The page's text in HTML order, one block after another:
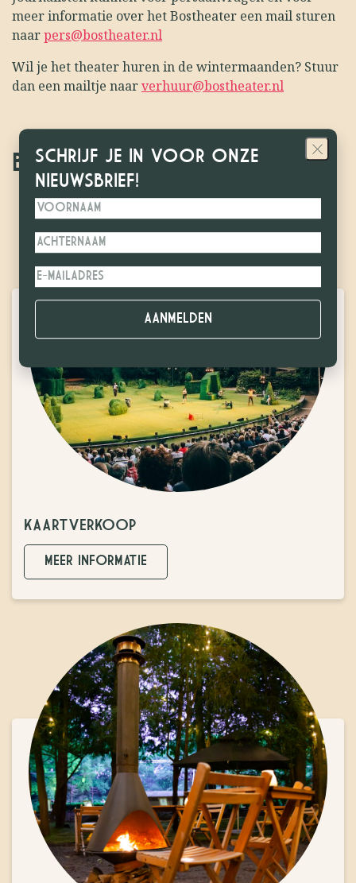
SCHRIJF JE IN VOOR ONZE
NIEUWSBRIEF!
meer informatie over het Bostheater een mail sturen
naarpers@bostheater.nl
Wil je het theater huren in de wintermaanden? Stuur
dan een mailtje naarverhuur@bostheater.nl
BEKIJK OOK
KAARTVERKOOP
MEER INFORMATIE